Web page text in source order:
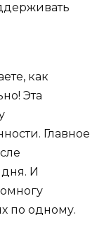
как
Эта
Главное
И
по одному.